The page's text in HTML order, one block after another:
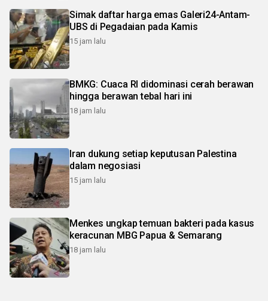
Simak daftar harga emas Galeri24-Antam-
UBS di Pegadaian pada Kamis
15 jam lalu
BMKG: Cuaca RI didominasi cerah berawan
hingga berawan tebal hari ini
18 jam lalu
Iran dukung setiap keputusan Palestina
dalam negosiasi
15 jam lalu
Menkes ungkap temuan bakteri pada kasus
keracunan MBG Papua & Semarang
18 jam lalu